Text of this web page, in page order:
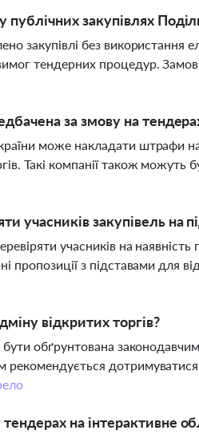
закупівлях
закупівлі без використання
тендерних процедур.
за змову на
може накладати штрафи на
Такі компанії також можуть
учасників закупівель на
учасників на
пропозиції з підставами для
відкритих торгів?
обґрунтована
на інтерактивне